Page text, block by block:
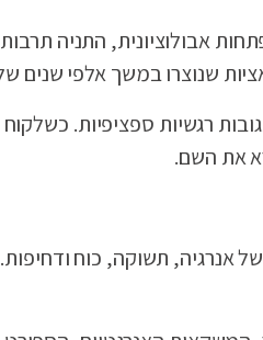
אבולוציונית, התניה
שנוצרו במשך אלפי שנים
רגשיות ספציפיות.
את השם.
אנרגיה, תשוקה, כוח